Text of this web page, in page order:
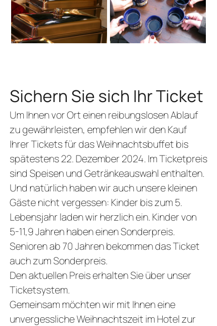
Sichern Sie sich Ihr Ticket
Um Ihnen vor Ort einen reibungslosen Ablauf
zu gewährleisten, empfehlen wir den Kauf
Ihrer Tickets für das Weihnachtsbuffet bis
spätestens 22. Dezember 2024. Im Ticketpreis
sind Speisen und Getränkeauswahl enthalten.
Und natürlich haben wir auch unsere kleinen
Gäste nicht vergessen: Kinder bis zum 5.
Lebensjahr laden wir herzlich ein. Kinder von
5-11,9 Jahren haben einen Sonderpreis.
Senioren ab 70 Jahren bekommen das Ticket
auch zum Sonderpreis.
Den aktuellen Preis erhalten Sie über unser
Ticketsystem.
Gemeinsam möchten wir mit Ihnen eine
unvergessliche Weihnachtszeit im Hotel zur